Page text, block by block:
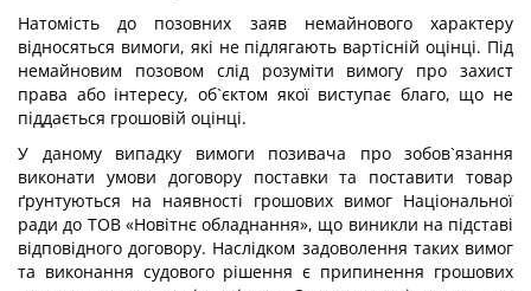
Натомість до позовних заяв немайнового характеру
відносяться вимоги, які не підлягають вартісній оцінці. Під
немайновим позовом слід розуміти вимогу про захист
права або інтересу, об`єктом якої виступає благо, що не
піддається грошовій оцінці.
У даному випадку вимоги позивача про зобов`язання
виконати умови договору поставки та поставити товар
ґрунтуються на наявності грошових вимог Національної
ради до ТОВ «Новітнє обладнання», що виникли на підставі
відповідного договору. Наслідком задоволення таких вимог
та виконання судового рішення є припинення грошових